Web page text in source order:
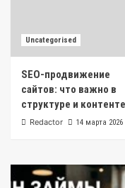
Uncategorised
SEO-продвижение
сайтов: что важно в
структуре и контенте
Redactor 14 марта 2026